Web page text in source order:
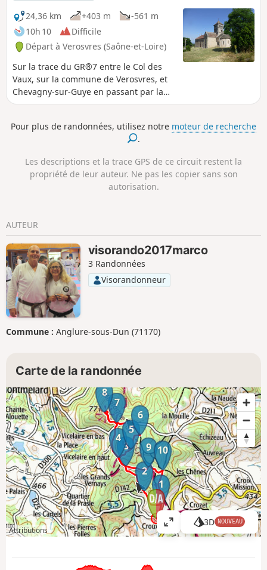
24,36 km
+403 m
-561 m
10h 10
Difficile
Départ à Verosvres (Saône-et-Loire)
Sur la trace du GR®7 entre le Col des
Vaux, sur la commune de Verosvres, et
Chevagny-sur-Guye en passant par la
Butte de Suin C'est une partie du GR®7
absent dans certains croisements et le
marquage au sol par les pas dans les
donc obligatoirement se munir de la
carte IGN mais il préférable d'avoir un
GPS. Cette partie du GR® demande à
vue à la Butte de Suin est magnifique.
Pour plus de randonnées, utilisez notre moteur de recherche
.
Les descriptions et la trace GPS de ce circuit restent la
propriété de leur auteur. Ne pas les copier sans son
autorisation.
AUTEUR
visorando2017marco
3 Randonnées
Visorandonneur
Commune : Anglure-sous-Dun (71170)
Carte de la randonnée
1
2
3
4
5
6
7
8
9 10
Attributions
A
ff
3D NOUVEAU